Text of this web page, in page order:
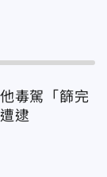
毒駕「篩完
逮